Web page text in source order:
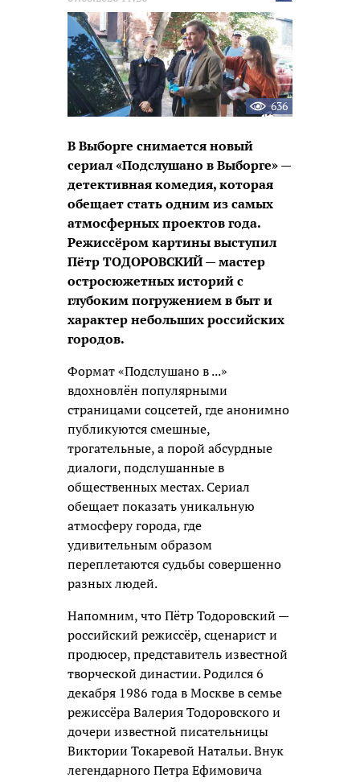
636
В Выборге снимается новый
сериал «Подслушано в Выборге» —
детективная комедия, которая
обещает стать одним из самых
атмосферных проектов года.
Режиссёром картины выступил
Пётр ТОДОРОВСКИЙ — мастер
остросюжетных историй с
глубоким погружением в быт и
характер небольших российских
городов.
Формат «Подслушано в ...»
вдохновлён популярными
страницами соцсетей, где анонимно
публикуются смешные,
трогательные, а порой абсурдные
диалоги, подслушанные в
общественных местах. Сериал
обещает показать уникальную
атмосферу города, где
удивительным образом
переплетаются судьбы совершенно
разных людей.
Напомним, что Пётр Тодоровский —
российский режиссёр, сценарист и
продюсер, представитель известной
творческой династии. Родился 6
декабря 1986 года в Москве в семье
режиссёра Валерия Тодоровского и
дочери известной писательницы
Виктории Токаревой Натальи. Внук
легендарного Петра Ефимовича